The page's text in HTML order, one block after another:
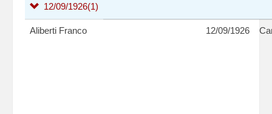
12/09/1926(1)
Aliberti Franco 12/09/1926